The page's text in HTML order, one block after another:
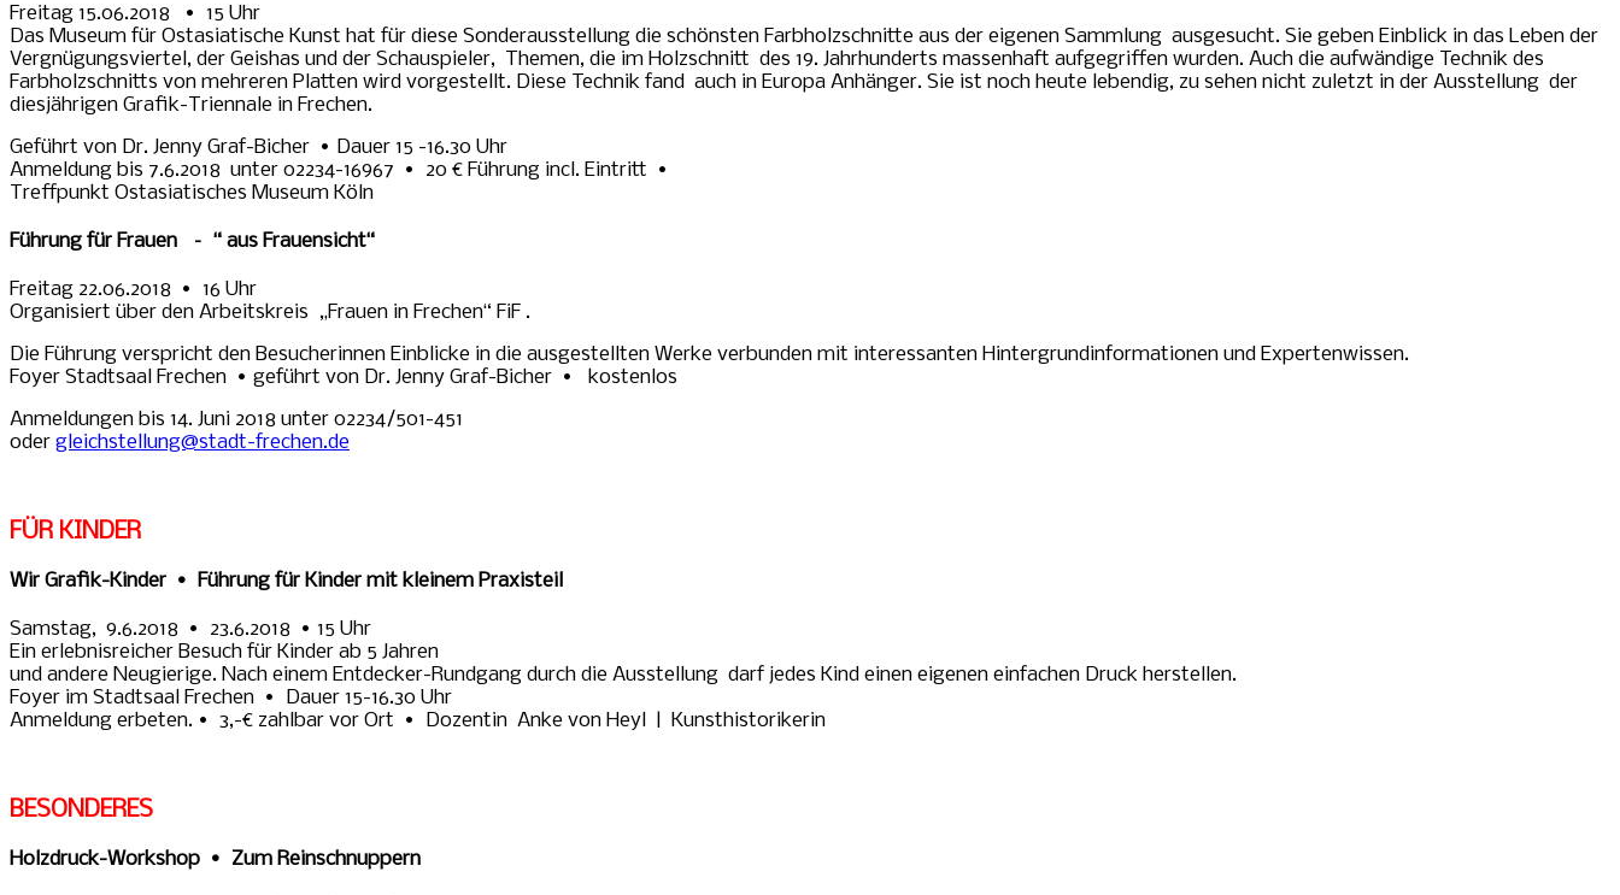
Freitag 15.06.2018 • 15 Uhr
Das Museum für Ostasiatische Kunst hat für diese Sonderausstellung die schönsten Farbholzschnitte aus der eigenen Sammlung ausgesucht. Sie geben Einblick in das Leben der
Vergnügungsviertel, der Geishas und der Schauspieler, Themen, die im Holzschnitt des 19. Jahrhunderts massenhaft aufgegriffen wurden. Auch die aufwändige Technik des
Farbholzschnitts von mehreren Platten wird vorgestellt. Diese Technik fand auch in Europa Anhänger. Sie ist noch heute lebendig, zu sehen nicht zuletzt in der Ausstellung der
diesjährigen Grafik-Triennale in Frechen.
Geführt von Dr. Jenny Graf-Bicher • Dauer 15 -16.30 Uhr
Anmeldung bis 7.6.2018 unter 02234-16967 • 20 € Führung incl. Eintritt •
Treffpunkt Ostasiatisches Museum Köln
Führung für Frauen – “ aus Frauensicht“
Freitag 22.06.2018 • 16 Uhr
Organisiert über den Arbeitskreis „Frauen in Frechen“ FiF .
Die Führung verspricht den Besucherinnen Einblicke in die ausgestellten Werke verbunden mit interessanten Hintergrundinformationen und Expertenwissen.
Foyer Stadtsaal Frechen • geführt von Dr. Jenny Graf-Bicher • kostenlos
Anmeldungen bis 14. Juni 2018 unter 02234/501-451
oder gleichstellung@stadt-frechen.de
FÜR KINDER
Wir Grafik-Kinder • Führung für Kinder mit kleinem Praxisteil
Samstag, 9.6.2018 • 23.6.2018 • 15 Uhr
Ein erlebnisreicher Besuch für Kinder ab 5 Jahren
und andere Neugierige. Nach einem Entdecker-Rundgang durch die Ausstellung darf jedes Kind einen eigenen einfachen Druck herstellen.
Foyer im Stadtsaal Frechen • Dauer 15-16.30 Uhr
Anmeldung erbeten. • 3,-€ zahlbar vor Ort • Dozentin Anke von Heyl | Kunsthistorikerin
BESONDERES
Holzdruck-Workshop • Zum Reinschnuppern